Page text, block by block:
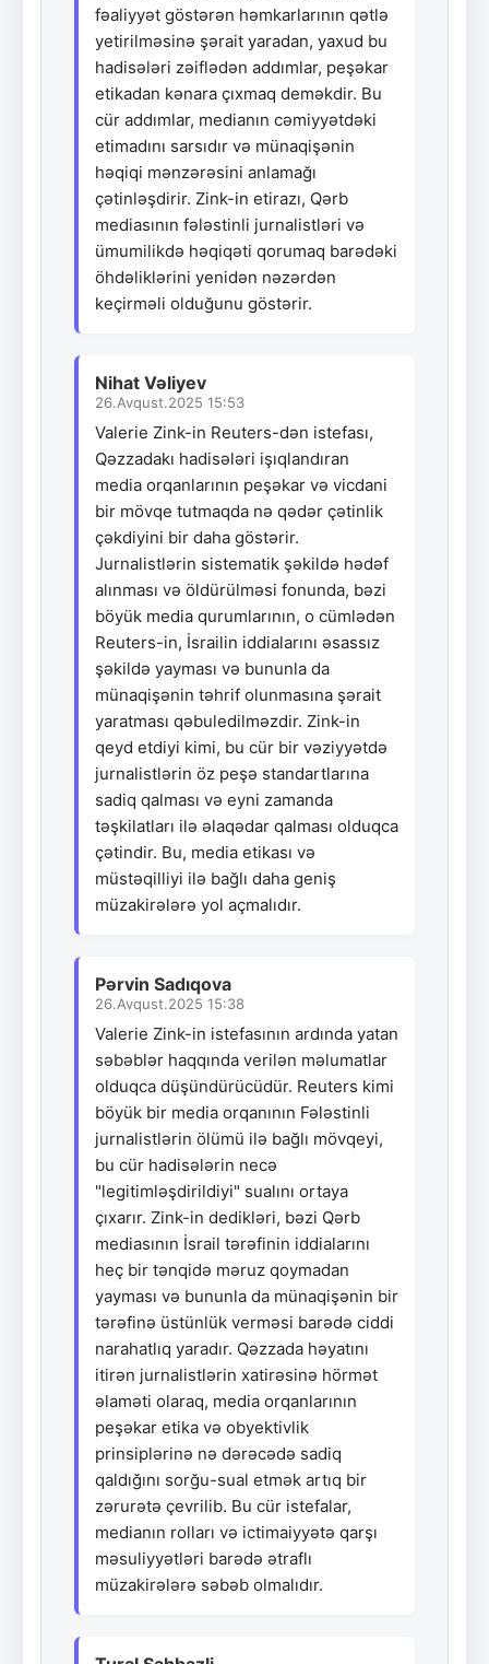
fəaliyyət göstərən həmkarlarının qətlə
yetirilməsinə şərait yaradan, yaxud bu
hadisələri zəiflədən addımlar, peşəkar
etikadan kənara çıxmaq deməkdir. Bu
cür addımlar, medianın cəmiyyətdəki
etimadını sarsıdır və münaqişənin
həqiqi mənzərəsini anlamağı
çətinləşdirir. Zink-in etirazı, Qərb
mediasının fələstinli jurnalistləri və
ümumilikdə həqiqəti qorumaq barədəki
öhdəliklərini yenidən nəzərdən
keçirməli olduğunu göstərir.
Nihat Vəliyev
26.Avqust.2025 15:53
Valerie Zink-in Reuters-dən istefası,
Qəzzadakı hadisələri işıqlandıran
media orqanlarının peşəkar və vicdani
bir mövqe tutmaqda nə qədər çətinlik
çəkdiyini bir daha göstərir.
Jurnalistlərin sistematik şəkildə hədəf
alınması və öldürülməsi fonunda, bəzi
böyük media qurumlarının, o cümlədən
Reuters-in, İsrailin iddialarını əsassız
şəkildə yayması və bununla da
münaqişənin təhrif olunmasına şərait
yaratması qəbuledilməzdir. Zink-in
qeyd etdiyi kimi, bu cür bir vəziyyətdə
jurnalistlərin öz peşə standartlarına
sadiq qalması və eyni zamanda
təşkilatları ilə əlaqədar qalması olduqca
çətindir. Bu, media etikası və
müstəqilliyi ilə bağlı daha geniş
müzakirələrə yol açmalıdır.
Pərvin Sadıqova
26.Avqust.2025 15:38
Valerie Zink-in istefasının ardında yatan
səbəblər haqqında verilən məlumatlar
olduqca düşündürücüdür. Reuters kimi
böyük bir media orqanının Fələstinli
jurnalistlərin ölümü ilə bağlı mövqeyi,
bu cür hadisələrin necə
"legitimləşdirildiyi" sualını ortaya
çıxarır. Zink-in dedikləri, bəzi Qərb
mediasının İsrail tərəfinin iddialarını
heç bir tənqidə məruz qoymadan
yayması və bununla da münaqişənin bir
tərəfinə üstünlük verməsi barədə ciddi
narahatlıq yaradır. Qəzzada həyatını
itirən jurnalistlərin xatirəsinə hörmət
əlaməti olaraq, media orqanlarının
peşəkar etika və obyektivlik
prinsiplərinə nə dərəcədə sadiq
qaldığını sorğu-sual etmək artıq bir
zərurətə çevrilib. Bu cür istefalar,
medianın rolları və ictimaiyyətə qarşı
məsuliyyətləri barədə ətraflı
müzakirələrə səbəb olmalıdır.